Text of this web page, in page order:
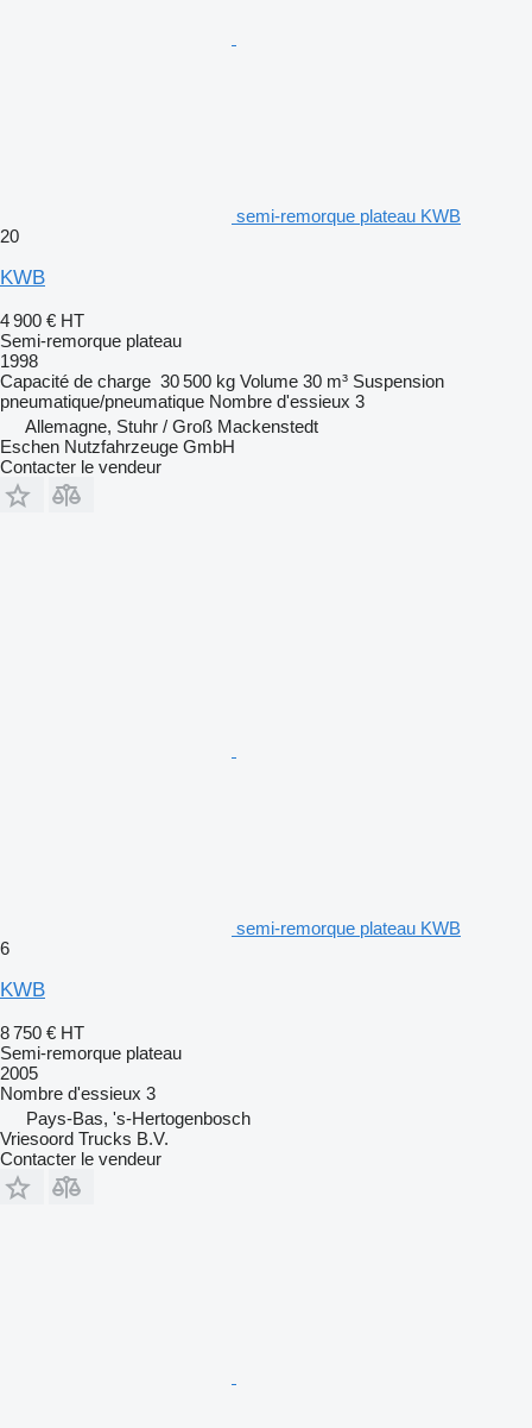
semi-remorque plateau KWB
20
KWB
4 900 € HT
Semi-remorque plateau
1998
Capacité de charge 30 500 kg Volume 30 m³ Suspension
pneumatique/pneumatique Nombre d'essieux 3
Allemagne, Stuhr / Groß Mackenstedt
Eschen Nutzfahrzeuge GmbH
Contacter le vendeur
semi-remorque plateau KWB
6
KWB
8 750 € HT
Semi-remorque plateau
2005
Nombre d'essieux 3
Pays-Bas, 's-Hertogenbosch
Vriesoord Trucks B.V.
Contacter le vendeur